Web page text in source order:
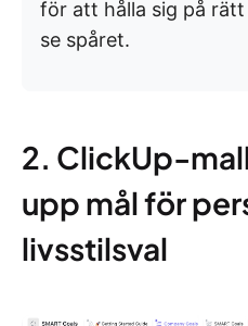
för att hålla sig på
se spåret.
2. ClickUp-
upp mål för
livsstilsval